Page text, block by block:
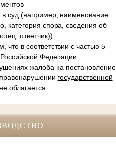
в суд (например, наименование
категория спора, сведения об
ответчик))
в соответствии с частью 5
Федерации
жалоба на постановление
государственной
облагается